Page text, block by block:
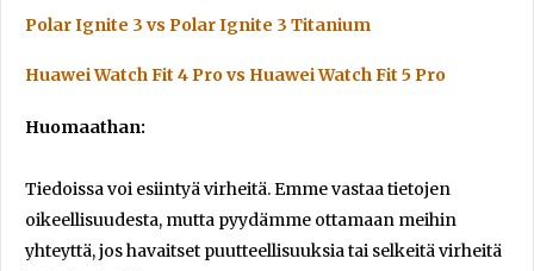
Polar Ignite 3 vs Polar Ignite 3 Titanium
Huawei Watch Fit 4 Pro vs Huawei Watch Fit 5 Pro
Huomaathan:
Tiedoissa voi esiintyä virheitä. Emme vastaa tietojen
oikeellisuudesta, mutta pyydämme ottamaan meihin
yhteyttä, jos havaitset puutteellisuuksia tai selkeitä virheitä